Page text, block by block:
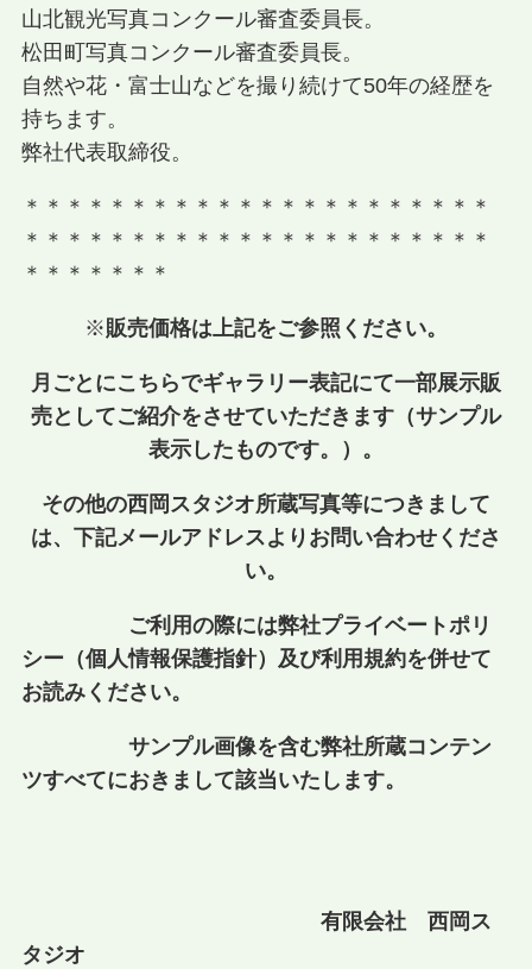
山北観光写真コンクール審査委員長。
松田町写真コンクール審査委員長。
自然や花・富士山などを撮り続けて50年の経歴を
持ちます。
弊社代表取締役。
＊＊＊＊＊＊＊＊＊＊＊＊＊＊＊＊＊＊＊＊＊＊
＊＊＊＊＊＊＊＊＊＊＊＊＊＊＊＊＊＊＊＊＊＊
＊＊＊＊＊＊＊
※販売価格は上記をご参照ください。
月ごとにこちらでギャラリー表記にて一部展示販
売としてご紹介をさせていただきます（サンプル
表示したものです。）。
その他の西岡スタジオ所蔵写真等につきまして
は、下記メールアドレスよりお問い合わせくださ
い。
ご利用の際には弊社プライベートポリ
シー（個人情報保護指針）及び利用規約を併せて
お読みください。
サンプル画像を含む弊社所蔵コンテン
ツすべてにおきまして該当いたします。
有限会社
西岡ス
タジオ